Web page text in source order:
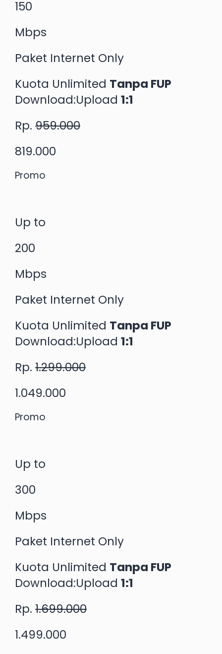
150
Mbps
Paket Internet Only
Kuota Unlimited Tanpa FUP
Download:Upload 1:1
Rp. 959.000
819.000
Promo
Up to
200
Mbps
Paket Internet Only
Kuota Unlimited Tanpa FUP
Download:Upload 1:1
Rp. 1.299.000
1.049.000
Promo
Up to
300
Mbps
Paket Internet Only
Kuota Unlimited Tanpa FUP
Download:Upload 1:1
Rp. 1.699.000
1.499.000